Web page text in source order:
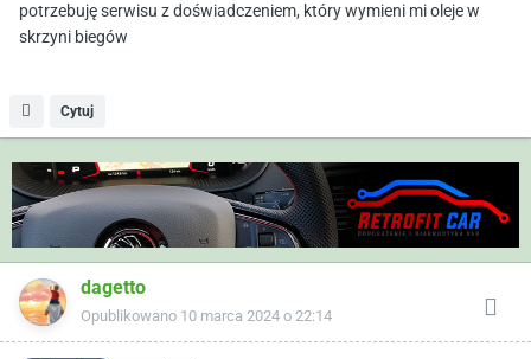
potrzebuję serwisu z doświadczeniem, który wymieni mi oleje w
skrzyni biegów
Cytuj
dagetto
Opublikowano 10 marca 2024 o 22:14